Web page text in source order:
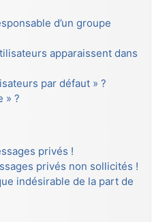
d’un groupe
apparaissent dans
par défaut » ?
» ?
privés !
privés non sollicités !
indésirable de la part de